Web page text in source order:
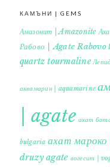
КАМЪНИ | GEMS
Амазонит | Amazonite
Рабово | Agate Rabovo
quartz tourmaline
аквамарин | aquamarine
| agate ахат
bulgaria ахат
druzy agate вогесит |